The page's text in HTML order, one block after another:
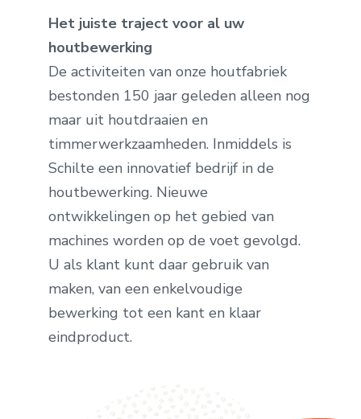
Het juiste traject voor al uw
houtbewerking
De activiteiten van onze houtfabriek
bestonden 150 jaar geleden alleen nog
maar uit houtdraaien en
timmerwerkzaamheden. Inmiddels is
Schilte een innovatief bedrijf in de
houtbewerking. Nieuwe
ontwikkelingen op het gebied van
machines worden op de voet gevolgd.
U als klant kunt daar gebruik van
maken, van een enkelvoudige
bewerking tot een kant en klaar
eindproduct.